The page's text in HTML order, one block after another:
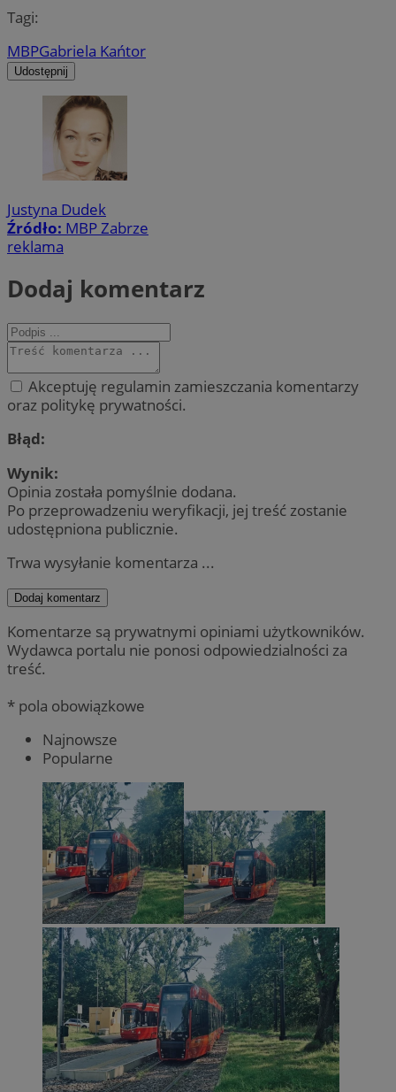
Tagi:
MBPGabriela Kańtor
Udostępnij
Justyna Dudek
Źródło: MBP Zabrze
reklama
Dodaj komentarz
Akceptuję regulamin zamieszczania komentarzy
oraz politykę prywatności.
Błąd:
Wynik:
Opinia została pomyślnie dodana.
Po przeprowadzeniu weryfikacji, jej treść zostanie
udostępniona publicznie.
Trwa wysyłanie komentarza ...
Dodaj komentarz
Komentarze są prywatnymi opiniami użytkowników.
Wydawca portalu nie ponosi odpowiedzialności za
treść.
* pola obowiązkowe
Najnowsze
Popularne